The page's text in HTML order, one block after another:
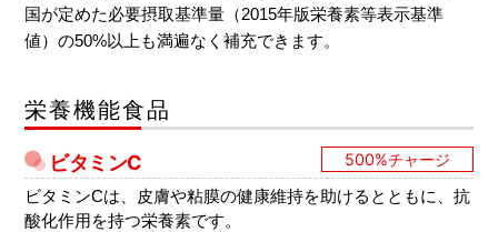
国が定めた必要摂取基準量（2015年版栄養素等表示基準
値）の50%以上も満遍なく補充できます。
栄養機能食品
ビタミンC
500%チャージ
ビタミンCは、皮膚や粘膜の健康維持を助けるとともに、抗
酸化作用を持つ栄養素です。